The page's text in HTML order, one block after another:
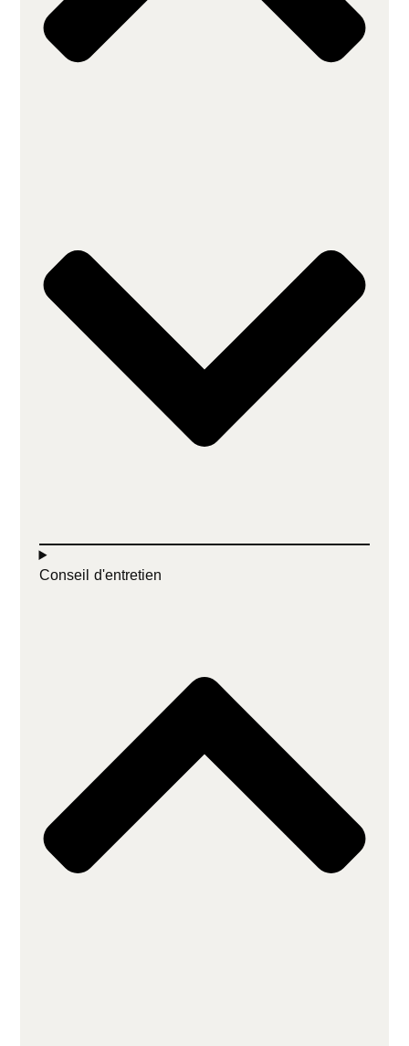
Conseil d'entretien